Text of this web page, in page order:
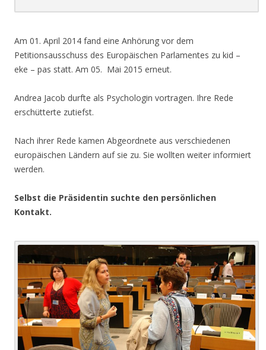
Am 01. April 2014 fand eine Anhörung vor dem
Petitionsausschuss des Europäischen Parlamentes zu kid –
eke – pas statt. Am 05. Mai 2015 erneut.
Andrea Jacob durfte als Psychologin vortragen. Ihre Rede
erschütterte zutiefst.
Nach ihrer Rede kamen Abgeordnete aus verschiedenen
europäischen Ländern auf sie zu. Sie wollten weiter informiert
werden.
Selbst die Präsidentin suchte den persönlichen
Kontakt.